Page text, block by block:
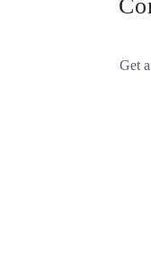
Get